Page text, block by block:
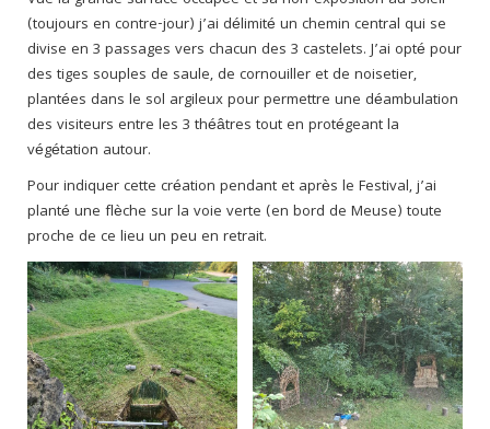
(toujours en contre-jour) j’ai délimité un chemin central qui se
divise en 3 passages vers chacun des 3 castelets. J’ai opté pour
des tiges souples de saule, de cornouiller et de noisetier,
plantées dans le sol argileux pour permettre une déambulation
des visiteurs entre les 3 théâtres tout en protégeant la
végétation autour.
Pour indiquer cette création pendant et après le Festival, j’ai
planté une flèche sur la voie verte (en bord de Meuse) toute
proche de ce lieu un peu en retrait.